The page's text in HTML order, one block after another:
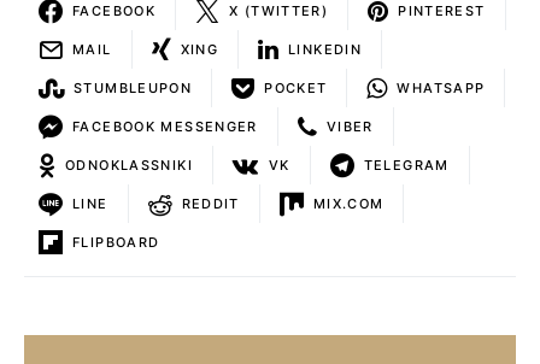
FACEBOOK X (TWITTER) PINTEREST
MAIL XING LINKEDIN
STUMBLEUPON POCKET WHATSAPP
FACEBOOK MESSENGER VIBER
ODNOKLASSNIKI VK TELEGRAM
LINE REDDIT MIX.COM
FLIPBOARD